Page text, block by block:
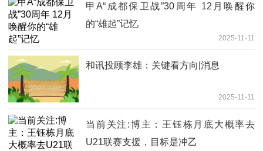
甲A“成都保卫战”30周年 12月唤醒你
的“雄起”记忆
2025-11-11
和讯投顾李雄：关键看方向|消息
2025-11-11
当前关注:博主：王钰栋月底大概率去
U21联赛支援，目标是冲乙